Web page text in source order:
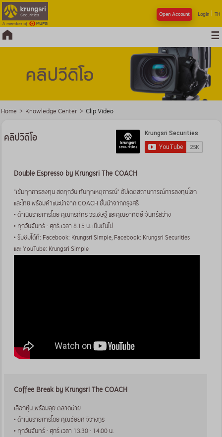
Open Account Login TH
Home > Knowledge Center > Clip Video
คลิปวิดีโอ
Double Espresso by Krungsri The COACH
"เข้มทุกการลงทุน สดทุกวัน ทันทุกเหตุการณ์" อัปเดตสถานการณ์การลงทุนโลก
และไทย พร้อมคำแนะนำจาก COACH ชั้นนำจากกรุงศรี
• ดำเนินรายการโดย คุณกรภัทร วรเชษฐ์ และคุณอาทิตย์ จันทร์สว่าง
• ทุกวันจันทร์ - ศุกร์ เวลา 8.15 น. เป็นต้นไป
• รับชมได้ที่: Facebook: Krungsri Simple, Facebook: Krungsri Securities
และ YouTube: Krungsri Simple
Coffee Break by Krungsri The COACH
เลือกหุ้น..พร้อมลุย ตลาดบ่าย
• ดำเนินรายการโดย คุณชัยยศ จิวางกูร
• ทุกวันจันทร์ - ศุกร์ เวลา 13.30 - 14.00 น.